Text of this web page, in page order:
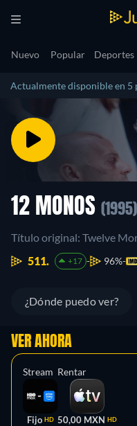
Nuevo Popular Deportes
Actualmente disponible en 5
12 MONOS (1995)
Título original: Twelve
511.
+17 96%
¿Dónde puedo ver?
VER AHORA
Stream
Fijo HD
Rentar
50,00 MXN HD